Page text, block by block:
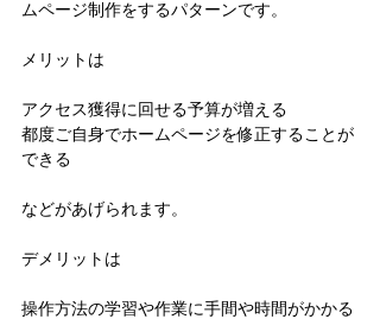
ムページ制作をするパターンです。
メリットは
アクセス獲得に回せる予算が増える
都度ご自身でホームページを修正することが
できる
などがあげられます。
デメリットは
操作方法の学習や作業に手間や時間がかかる